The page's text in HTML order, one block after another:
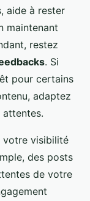
aide à rester
maintenant
restez
. Si
pour certains
adaptez
votre visibilité
des posts
de votre